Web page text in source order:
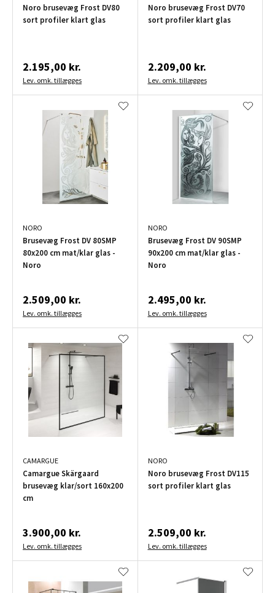
Noro brusevæg Frost DV80
sort profiler klart glas
2.195,00 kr.
Lev. omk. tillægges
Noro brusevæg Frost DV70
sort profiler klart glas
2.209,00 kr.
Lev. omk. tillægges
NORO
Brusevæg Frost DV 80SMP
80x200 cm mat/klar glas -
Noro
2.509,00 kr.
Lev. omk. tillægges
NORO
Brusevæg Frost DV 90SMP
90x200 cm mat/klar glas -
Noro
2.495,00 kr.
Lev. omk. tillægges
CAMARGUE
Camargue Skärgaard
brusevæg klar/sort 160x200
cm
3.900,00 kr.
Lev. omk. tillægges
NORO
Noro brusevæg Frost DV115
sort profiler klart glas
2.509,00 kr.
Lev. omk. tillægges